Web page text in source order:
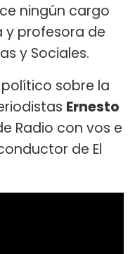
ningún cargo
y profesora de
y Sociales.
sobre la
Ernesto
Radio con vos e
de El